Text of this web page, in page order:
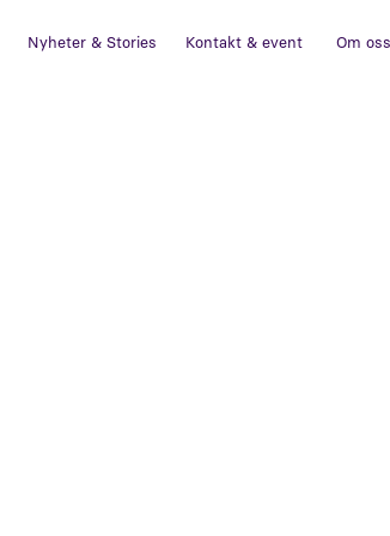
Nyheter & Stories Kontakt & event Om